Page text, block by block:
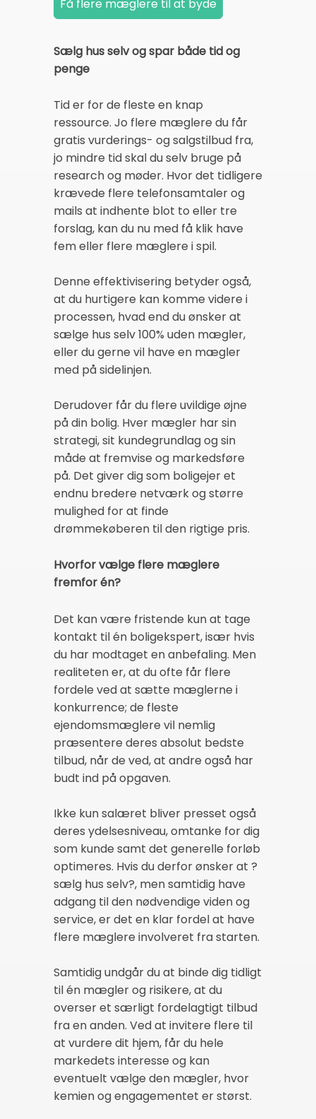
Sælg hus selv og spar både tid og
penge
Tid er for de fleste en knap
ressource. Jo flere mæglere du får
gratis vurderings- og salgstilbud fra,
jo mindre tid skal du selv bruge på
research og møder. Hvor det tidligere
krævede flere telefonsamtaler og
mails at indhente blot to eller tre
forslag, kan du nu med få klik have
fem eller flere mæglere i spil.
Denne effektivisering betyder også,
at du hurtigere kan komme videre i
processen, hvad end du ønsker at
sælge hus selv 100% uden mægler,
eller du gerne vil have en mægler
med på sidelinjen.
Derudover får du flere uvildige øjne
på din bolig. Hver mægler har sin
strategi, sit kundegrundlag og sin
måde at fremvise og markedsføre
på. Det giver dig som boligejer et
endnu bredere netværk og større
mulighed for at finde
drømmekøberen til den rigtige pris.
Hvorfor vælge flere mæglere
fremfor én?
Det kan være fristende kun at tage
kontakt til én boligekspert, især hvis
du har modtaget en anbefaling. Men
realiteten er, at du ofte får flere
fordele ved at sætte mæglerne i
konkurrence; de fleste
ejendomsmæglere vil nemlig
præsentere deres absolut bedste
tilbud, når de ved, at andre også har
budt ind på opgaven.
Ikke kun salæret bliver presset også
deres ydelsesniveau, omtanke for dig
som kunde samt det generelle forløb
optimeres. Hvis du derfor ønsker at ?
sælg hus selv?, men samtidig have
adgang til den nødvendige viden og
service, er det en klar fordel at have
flere mæglere involveret fra starten.
Samtidig undgår du at binde dig tidligt
til én mægler og risikere, at du
overser et særligt fordelagtigt tilbud
fra en anden. Ved at invitere flere til
at vurdere dit hjem, får du hele
markedets interesse og kan
eventuelt vælge den mægler, hvor
kemien og engagementet er størst.